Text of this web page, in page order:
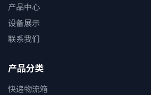
产品中心
设备展示
联系我们
产品分类
快递物流箱